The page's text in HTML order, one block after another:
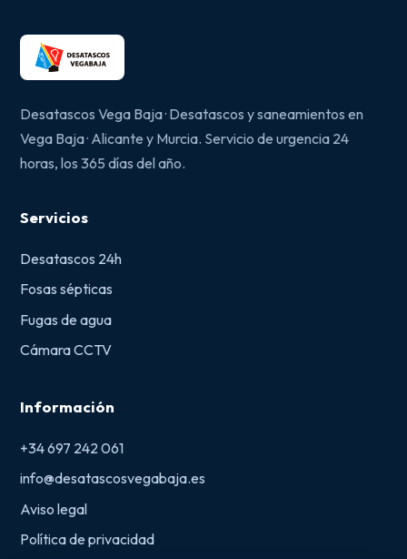
Desatascos Vega Baja · Desatascos y saneamientos en
Vega Baja · Alicante y Murcia. Servicio de urgencia 24
horas, los 365 días del año.
Servicios
Desatascos 24h
Fosas sépticas
Fugas de agua
Cámara CCTV
Información
+34 697 242 061
info@desatascosvegabaja.es
Aviso legal
Política de privacidad